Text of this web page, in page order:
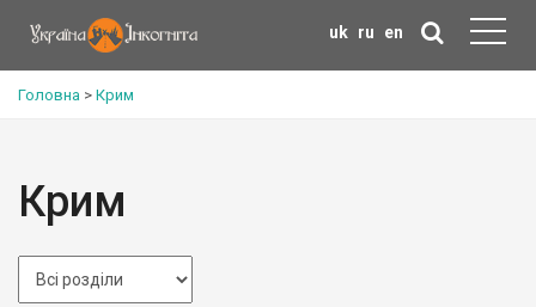
uk ru en
Головна > Крим
Крим